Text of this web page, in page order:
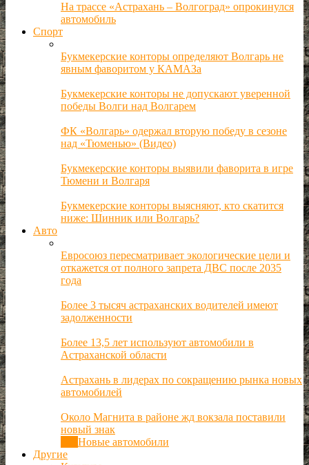
На трассе «Астрахань – Волгоград» опрокинулся
автомобиль
Спорт
Букмекерские конторы определяют Волгарь не
явным фаворитом у КАМАЗа
Букмекерские конторы не допускают уверенной
победы Волги над Волгарем
ФК «Волгарь» одержал вторую победу в сезоне
над «Тюменью» (Видео)
Букмекерские конторы выявили фаворита в игре
Тюмени и Волгаря
Букмекерские конторы выясняют, кто скатится
ниже: Шинник или Волгарь?
Авто
Евросоюз пересматривает экологические цели и
откажется от полного запрета ДВС после 2035
года
Более 3 тысяч астраханских водителей имеют
задолженности
Более 13,5 лет используют автомобили в
Астраханской области
Астрахань в лидерах по сокращению рынка новых
автомобилей
Около Магнита в районе жд вокзала поставили
новый знак
Новые автомобили
Другие